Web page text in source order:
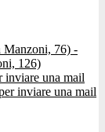
Manzoni, 76) -
126)
inviare una mail
inviare una mail